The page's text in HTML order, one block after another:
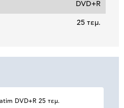
DVD+R
25 τεμ.
DVD+R 25 τεμ.